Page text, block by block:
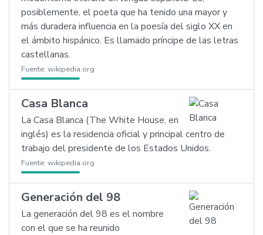
posiblemente, el poeta que ha tenido una mayor y
más duradera influencia en la poesía del siglo XX en
el ámbito hispánico. Es llamado príncipe de las letras
castellanas.
Fuente: wikipedia.org
Casa Blanca
La Casa Blanca (The White House, en
inglés) es la residencia oficial y principal centro de
trabajo del presidente de los Estados Unidos.
Fuente: wikipedia.org
Generación del 98
La generación del 98 es el nombre
con el que se ha reunido